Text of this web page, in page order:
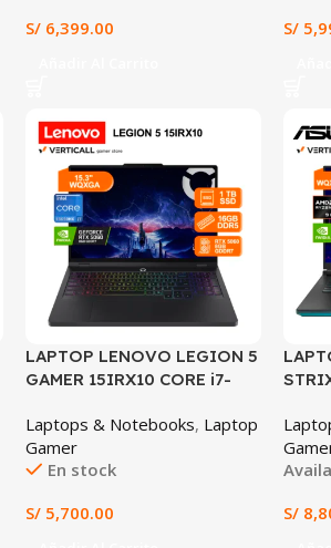
(83F1002ULM)
S/ 6,399.00
S/
LAPTOP LENOVO LEGION 5
GAMER 15IRX10 CORE i7-
16GB DDR5, 1TB SSD,
PANTALLA 15.3″ WUXGA,
WINDOWS 11
Laptops & Notebooks, Laptop
Gamer
En stock
S/ 5,700.00
SSD,
S/